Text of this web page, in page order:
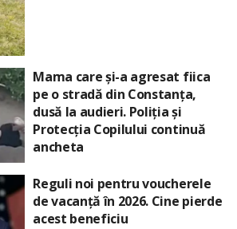
Mama care și-a agresat fiica
pe o stradă din Constanța,
dusă la audieri. Poliția și
Protecția Copilului continuă
ancheta
Reguli noi pentru voucherele
de vacanță în 2026. Cine pierde
acest beneficiu